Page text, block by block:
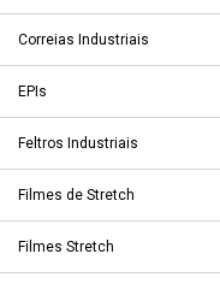
Correias Industriais
EPIs
Feltros Industriais
Filmes de Stretch
Filmes Stretch